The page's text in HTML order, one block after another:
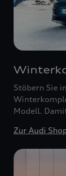
Stöbern Sie
Modell.
Zur Audi